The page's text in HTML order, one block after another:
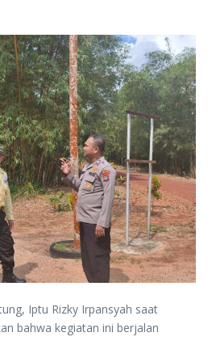
Iptu Rizky Irpansyah saat
bahwa kegiatan ini berjalan